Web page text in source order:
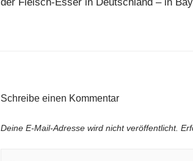
Schreibe einen Kommentar
Deine E-Mail-Adresse wird nicht veröffentlicht.